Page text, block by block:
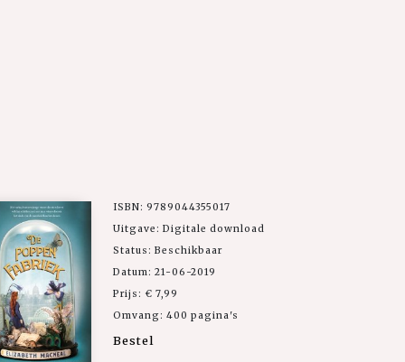
ISBN: 9789044355017
Uitgave: Digitale download
Status: Beschikbaar
Datum: 21-06-2019
Prijs: € 7,99
Omvang: 400 pagina's
Bestel